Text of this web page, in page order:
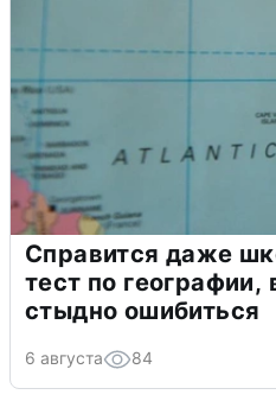
Справится даже
тест по географии,
стыдно ошибиться
6 августа 84